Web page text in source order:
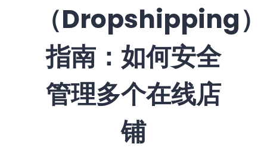
（Dropshipping）
指南：如何安全
管理多个在线店
铺